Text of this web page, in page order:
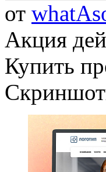
от
Акция
Купить